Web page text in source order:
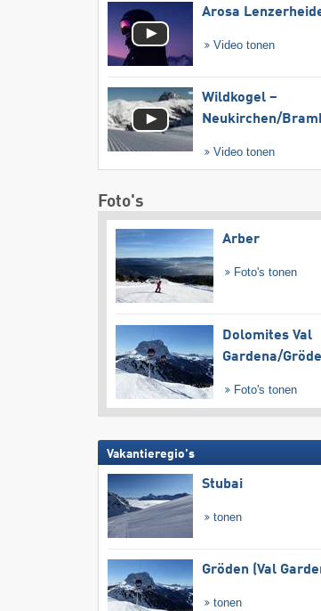
Arosa
Video tonen
Wildkogel –
Neukirchen/​
Video tonen
Foto's
Arber
Foto's tonen
Dolomites Val
Gardena/​
Foto's tonen
Vakantieregio's
Stubai
tonen
Gröden (Val
tonen